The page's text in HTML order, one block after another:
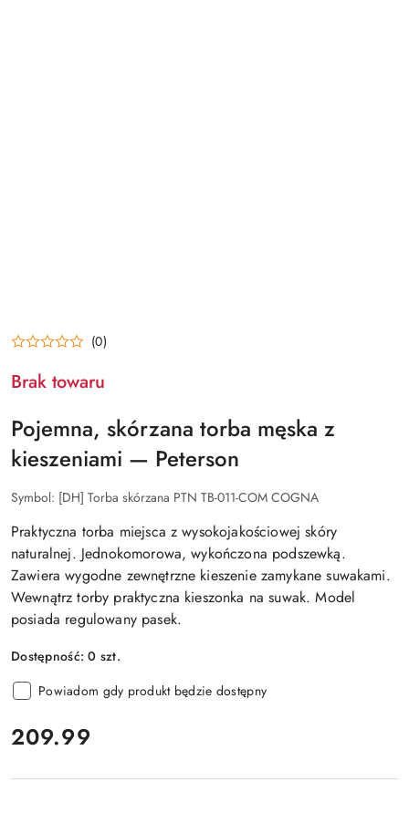
(0)
Brak towaru
Pojemna, skórzana torba męska z
kieszeniami — Peterson
Symbol: [DH] Torba skórzana PTN TB-011-COM COGNA
Praktyczna torba miejsca z wysokojakościowej skóry
naturalnej. Jednokomorowa, wykończona podszewką.
Zawiera wygodne zewnętrzne kieszenie zamykane suwakami.
Wewnątrz torby praktyczna kieszonka na suwak. Model
posiada regulowany pasek.
Dostępność:0 szt.
Powiadom gdy produkt będzie dostępny
cena:
209.99